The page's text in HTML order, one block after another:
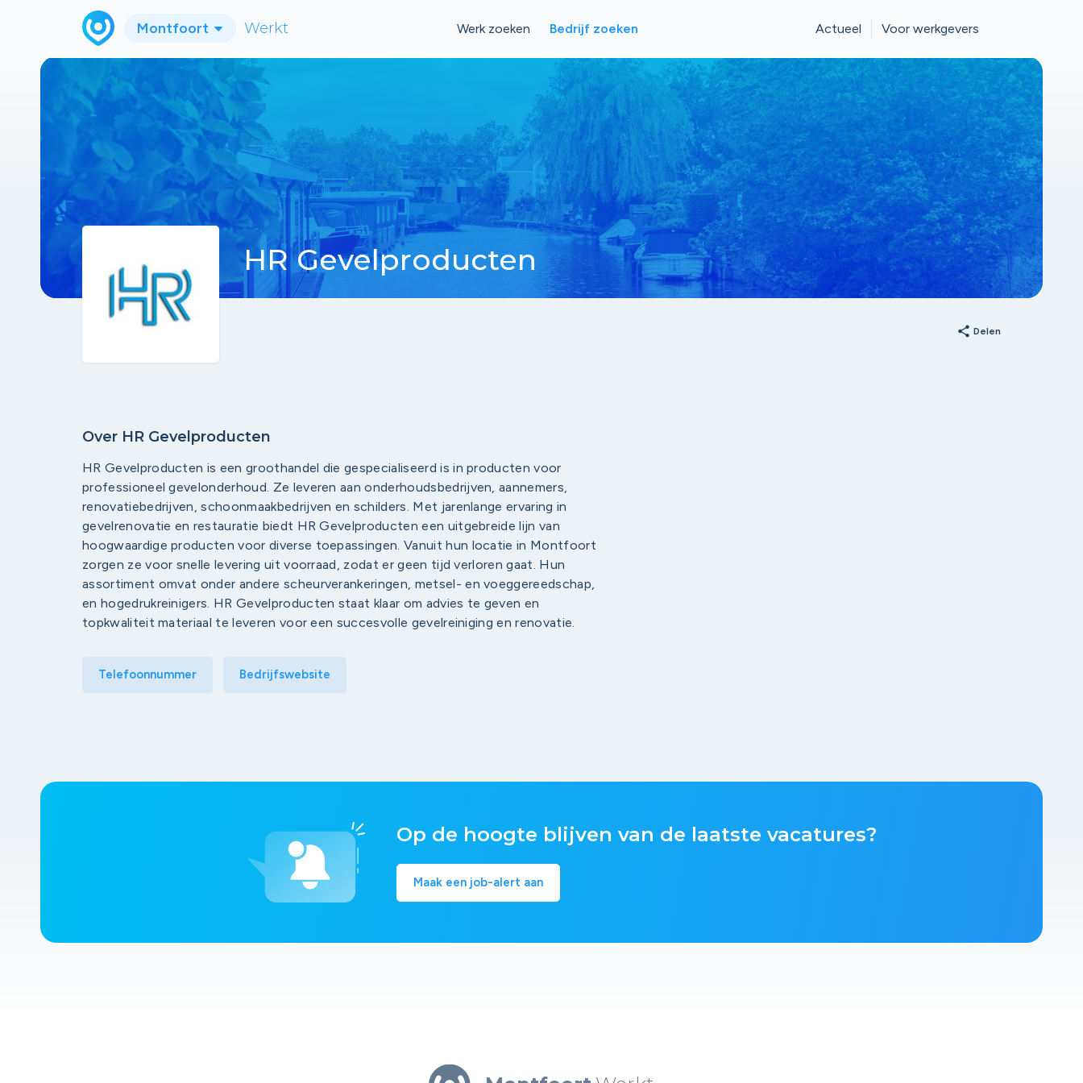
Montfoort Werkt Werk zoeken Bedrijf zoeken Actueel Voor werkgevers
HR Gevelproducten
share Delen
Over HR Gevelproducten
HR Gevelproducten is een groothandel die gespecialiseerd is in producten voor
professioneel gevelonderhoud. Ze leveren aan onderhoudsbedrijven, aannemers,
renovatiebedrijven, schoonmaakbedrijven en schilders. Met jarenlange ervaring in
gevelrenovatie en restauratie biedt HR Gevelproducten een uitgebreide lijn van
hoogwaardige producten voor diverse toepassingen. Vanuit hun locatie in Montfoort
zorgen ze voor snelle levering uit voorraad, zodat er geen tijd verloren gaat. Hun
assortiment omvat onder andere scheurverankeringen, metsel- en voeggereedschap,
en hogedrukreinigers. HR Gevelproducten staat klaar om advies te geven en
topkwaliteit materiaal te leveren voor een succesvolle gevelreiniging en renovatie.
Telefoonnummer Bedrijfswebsite
Op de hoogte blijven van de laatste vacatures?
Maak een job-alert aan